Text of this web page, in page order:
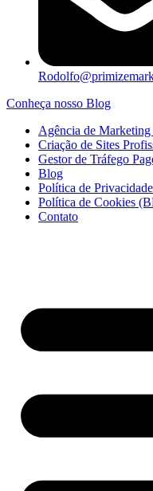
Conheça nosso Blog
Agência de
Criação de Sites
Gestor de Tráfego
Blog
Política de Privacidade
Política de Cookies
Contato